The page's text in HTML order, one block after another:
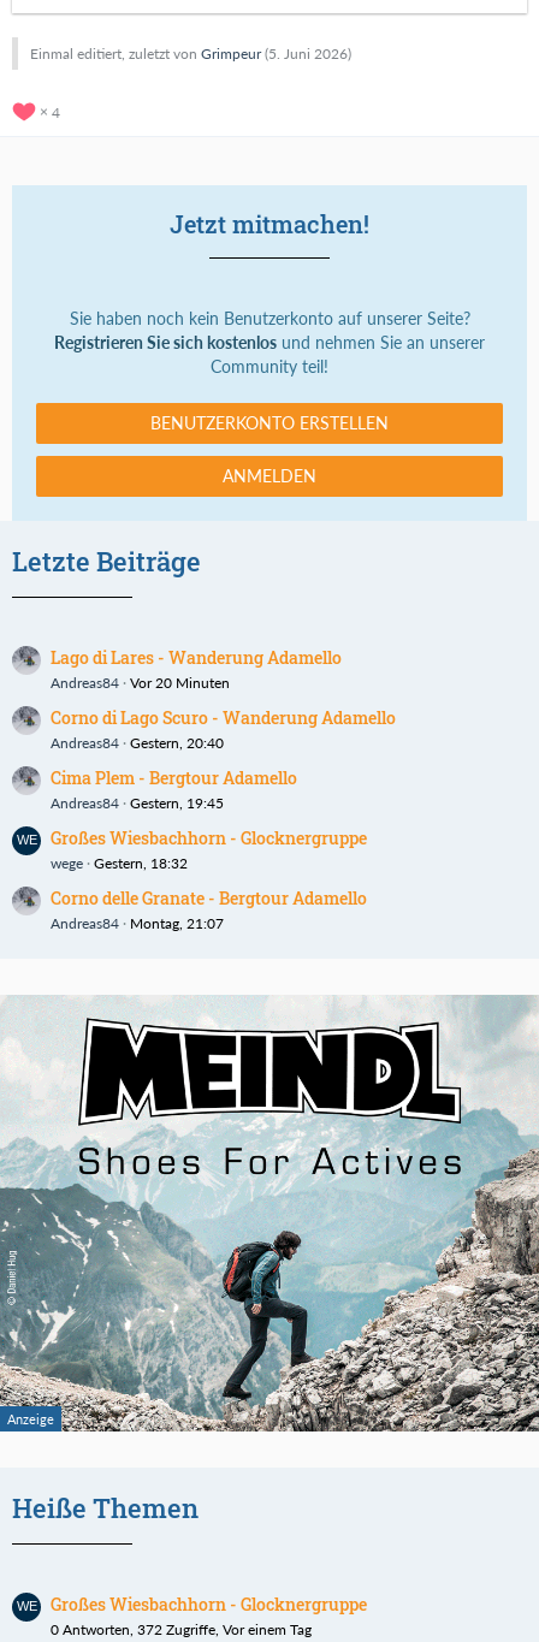
Einmal editiert, zuletzt von Grimpeur(5. Juni 2026)
4
Jetzt mitmachen!
Sie haben noch kein Benutzerkonto auf unserer Seite?
Registrieren Sie sich kostenlos und nehmen Sie an unserer
Community teil!
BENUTZERKONTO ERSTELLEN
ANMELDEN
Letzte Beiträge
Lago di Lares - Wanderung Adamello
Andreas84 Vor 20 Minuten
Corno di Lago Scuro - Wanderung Adamello
Andreas84 Gestern, 20:40
Cima Plem - Bergtour Adamello
Andreas84 Gestern, 19:45
Großes Wiesbachhorn - Glocknergruppe
wege Gestern, 18:32
Corno delle Granate - Bergtour Adamello
Andreas84 Montag, 21:07
Heiße Themen
Großes Wiesbachhorn - Glocknergruppe
0 Antworten, 372 Zugriffe, Vor einem Tag